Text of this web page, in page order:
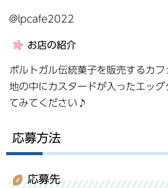
@lpcafe2022
お店の紹介
ポルトガル伝統菓子を販売するカ
地の中にカスタードが入ったエッ
てみてください♪
応募方法
応募先